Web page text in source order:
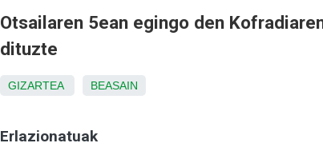
Otsailaren 5ean egingo den
dituzte
GIZARTEA BEASAIN
Erlazionatuak